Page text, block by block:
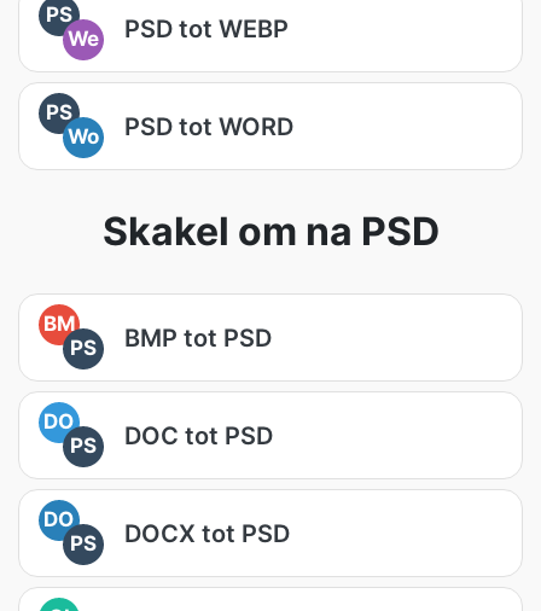
PS
We
PSD tot WEBP
PS
Wo
PSD tot WORD
Skakel om na PSD
BM
PS
BMP tot PSD
DO
PS
DOC tot PSD
DO
PS
DOCX tot PSD